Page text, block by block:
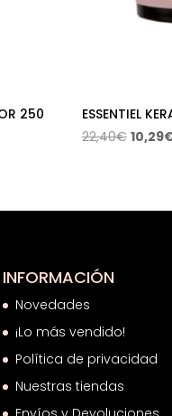
250
ESSENTIEL
22,40€ El
10,29
INFORMACIÓN
Novedades
¡Lo más vendido!
Política de privacidad
Nuestras tiendas